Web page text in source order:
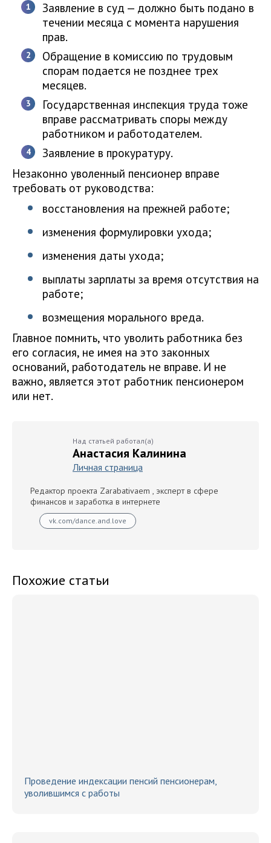
Заявление в суд — должно быть подано в
течении месяца с момента нарушения
прав.
Обращение в комиссию по трудовым
спорам подается не позднее трех
месяцев.
Государственная инспекция труда тоже
вправе рассматривать споры между
работником и работодателем.
Заявление в прокуратуру.
Незаконно уволенный пенсионер вправе
требовать от руководства:
восстановления на прежней работе;
изменения формулировки ухода;
изменения даты ухода;
выплаты зарплаты за время отсутствия на
работе;
возмещения морального вреда.
Главное помнить, что уволить работника без
его согласия, не имея на это законных
оснований, работодатель не вправе. И не
важно, является этот работник пенсионером
или нет.
Над статьей работал(а)
Анастасия Калинина
Личная страница
Редактор проекта Zarabativaem , эксперт в сфере
финансов и заработка в интернете
vk.com/dance.and.love
Похожие статьи
Проведение индексации пенсий пенсионерам,
уволившимся с работы